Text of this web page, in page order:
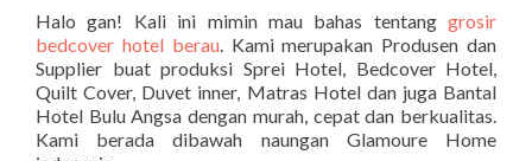
Halo gan! Kali ini mimin mau bahas tentang grosir
bedcover hotel berau. Kami merupakan Produsen dan
Supplier buat produksi Sprei Hotel, Bedcover Hotel,
Quilt Cover, Duvet inner, Matras Hotel dan juga Bantal
Hotel Bulu Angsa dengan murah, cepat dan berkualitas.
Kami berada dibawah naungan Glamoure Home